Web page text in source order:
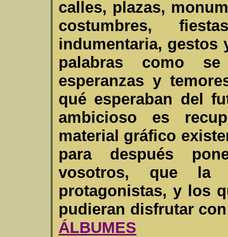
calles, plazas,
costumbres,
indumentaria, gestos
palabras como
esperanzas y
qué esperaban del
ambicioso es
material gráfico
para después
vosotros, que la
protagonistas, y los
pudieran disfrutar
ÁLBUMES